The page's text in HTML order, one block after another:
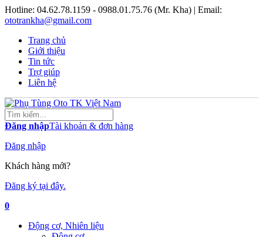
Hotline: 04.62.78.1159 - 0988.01.75.76 (Mr. Kha) | Email:
ototrankha@gmail.com
Trang chủ
Giới thiệu
Tin tức
Trợ giúp
Liên hệ
Đăng nhậpTài khoản & đơn hàng
Đăng nhập
Khách hàng mới?
Đăng ký tại đây.
0
Động cơ, Nhiên liệu